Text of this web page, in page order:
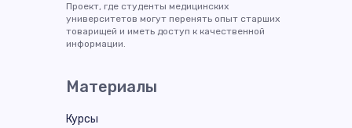
Проект, где студенты медицинских
университетов могут перенять опыт старших
товарищей и иметь доступ к качественной
информации.
Материалы
Курсы